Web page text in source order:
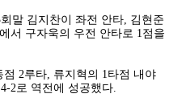
말 김지찬이 좌전 안타, 김현준
서 구자욱의 우전 안타로 1점을
2루타, 류지혁의 1타점 내야
2로 역전에 성공했다.